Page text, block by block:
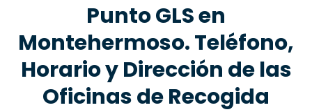
Punto GLS en
Montehermoso. Teléfono,
Horario y Dirección de las
Oficinas de Recogida